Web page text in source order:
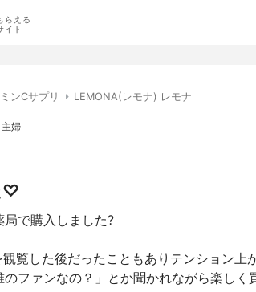
らえる
イト
ンCサプリ LEMONA(レモナ) レモナ
婦
♡
で購入しました?
覧した後だったこともありテンション上
ファンなの？」とか聞かれながら楽しく